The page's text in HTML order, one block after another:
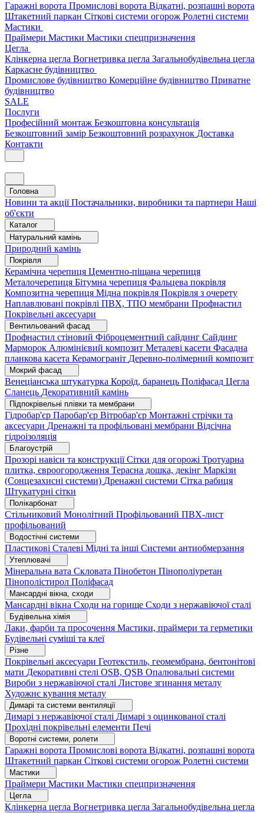
Гаражні ворота Промислові ворота Відкатні, розпашні ворота
Штакетний паркан Сіткові системи огорож Ролетні системи
Мастики
Праймери Мастики Мастики спецпризначення
Цегла
Клінкерна цегла Вогнетривка цегла Загальнобудівельна цегла
Каркасне будівництво
Промислове будівництво Комерційне будівництво Приватне
будівництво
SALE
Послуги
Професійний монтаж Безкоштовна консультація
Безкоштовний замір Безкоштовний розрахунок Доставка
Контакти
Головна
Новини та акціїПостачальники, виробники та партнери Наші
об'єкти
Каталог
Натуральний камінь
Природний камінь
Покрівля
Керамічна черепиця Цементно-піщана черепиця
Металочерепиця Бітумна черепиця Фальцева покрівля
Композитна черепиця Мідна покрівля Покрівля з очерету
Наплавлювані покрівлі ПВХ, ТПО мембрани Профнастил
Покрівельні аксесуари
Вентильований фасад
Профнастил стіновий Фіброцементний сайдинг Сайдинг
Марморок Алюмінієвий композит Металеві касети Фасадна
планкова касета Керамограніт Деревно-полімерний композит
Мокрий фасад
Венеціанська штукатурка Короїд, баранець Поліфасад Цегла
Сланець Декоративний камінь
Підпокрівельні плівки та мембрани
Гідробар'єр Паробар'єр Вітробар'єр Монтажні стрічки та
аксесуари Дренажні та профільовані мембрани Відсічна
гідроізоляція
Благоустрій
Прозорі навіси та конструкціїСітки для огорожі Тротуарна
плитка, євроогородження Терасна дошка, декінг Маркізи
(Сонцезахисні системи) Дренажні системи Сітка рабиця
Штукатурні сітки
Полікарбонат
Стільниковий Монолітний Профільований ПВХ-лист
профільований
Водостічні системи
Пластикові Сталеві Мідні та інші Системи антиобмерзання
Утеплювачі
Мінеральна вата Скловата Пінобетон Пінополіуретан
Пінополістирол Поліфасад
Мансардні вікна, сходи
Мансардні вікна Сходи на горище Сходи з нержавіючої сталі
Будівельна хімія
Лаки, фарби та просочення Мастики, праймери та герметики
Будівельні суміші та клеї
Різне
Покрівельні аксесуари Геотекстиль, геомембрана, бентонітові
мати Декоративні стелі OSB, QSB Опалювальні системи
Вироби з нержавіючої сталі Листове згинання металу
Художнє кування металу
Димарі та системи вентиляції
Димарі з нержавіючої сталі Димарі з оцинкованої сталі
Прохідні покрівельні елементи Печі
Воротні системи, ролети
Гаражні ворота Промислові ворота Відкатні, розпашні ворота
Штакетний паркан Сіткові системи огорож Ролетні системи
Мастики
Праймери Мастики Мастики спецпризначення
Цегла
Клінкерна цегла Вогнетривка цегла Загальнобудівельна цегла